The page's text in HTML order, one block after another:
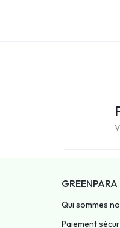
GREENPARA
Qui sommes
Paiement